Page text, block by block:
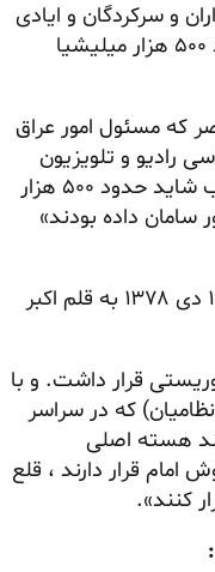
و سرکردگان و ایادی
رژیم مجاهدین در سراسر ایران حدود ۵۰۰ هزار میلیشیا
که مسئول امور عراق
رادیو و تلویزیون
رژیم بود یکبار گفت: «در اوایل انقلاب شاید حدود ۵۰۰ هزار
داده بودند»
-واینهم روزنامه عصر آزادگان بتاریخ ۱۴ دی ۱۳۷۸ به قلم اکبر
قرار داشت. و با
که در سراسر
هسته اصلی
قرار دارند ، قلع
کنند».